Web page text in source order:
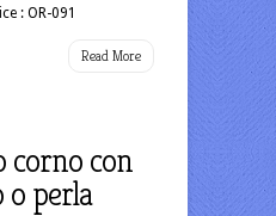
: OR-091
Read More
corno con
o perla